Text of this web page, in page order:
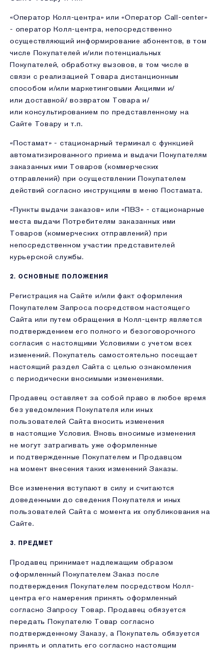
«Оператор Колл-центра» или «Оператор Call-center»
- оператор Колл-центра, непосредственно
осуществляющий информи­рование абонентов, в том
числе Покупателей и/или потенциальных
Покупателей, обработку вызовов, в том числе в
связи с реализацией Товара дистанционным
способом и/или маркетинговыми Акциями и/
или доставкой/ возвратом Товара и/
или консультированием по представленному на
Сайте Товару и т.п.
«Постамат» - стационарный терминал с функцией
автоматизированного приема и выдачи Покупателям
заказанных ими Товаров (коммерческих
отправлений) при осуществлении Покупателем
действий согласно инструкциям в меню Постамата.
«Пункты выдачи заказов» или «ПВЗ» - стационарные
места выдачи Потребителям заказанных ими
Товаров (коммерческих отправлений) при
непосредственном участии представителей
курьерской службы.
2. ОСНОВНЫЕ ПОЛОЖЕНИЯ
Регистрация на Сайте и/или факт оформления
Покупателем Запроса посредством настоящего
Сайта или путем обращения в Колл-центр является
подтверждением его полного и безоговорочного
согласия с настоящими Условиями с учетом всех
изменений. Покупатель самостоятельно посещает
настоящий раздел Сайта с целью ознакомления
с периодически вносимыми изменениями.
Продавец оставляет за собой право в любое время
без уведомления Покупателя или иных
пользователей Сайта вносить изменения
в настоящие Условия. Вновь вносимые изменения
не могут затрагивать уже оформленные
и подтвержденные Покупателем и Продавцом
на момент внесения таких изменений Заказы.
Все изменения вступают в силу и считаются
доведенными до сведения Покупателя и иных
пользователей Сайта с момента их опубликования на
Сайте.
3. ПРЕДМЕТ
Продавец принимает надлежащим образом
оформленный Покупателем Заказ после
подтверждения Покупателем посредством Колл-
центра его намерения принять оформленный
согласно Запросу Товар. Продавец обязуется
передать Покупателю Товар согласно
подтвержденному Заказу, а Покупатель обязуется
принять и оплатить его согласно настоящим